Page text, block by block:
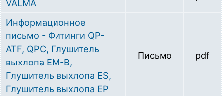
VALMA
Информационное
письмо - Фитинги QP-
ATF, QPC, Глушитель
выхлопа EM-B,
Глушитель выхлопа ES,
Глушитель выхлопа EP
Письмо pdf